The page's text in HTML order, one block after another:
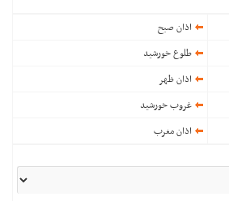
اذان صبح
طلوع خورشید
اذان ظهر
غروب خورشید
اذان مغرب